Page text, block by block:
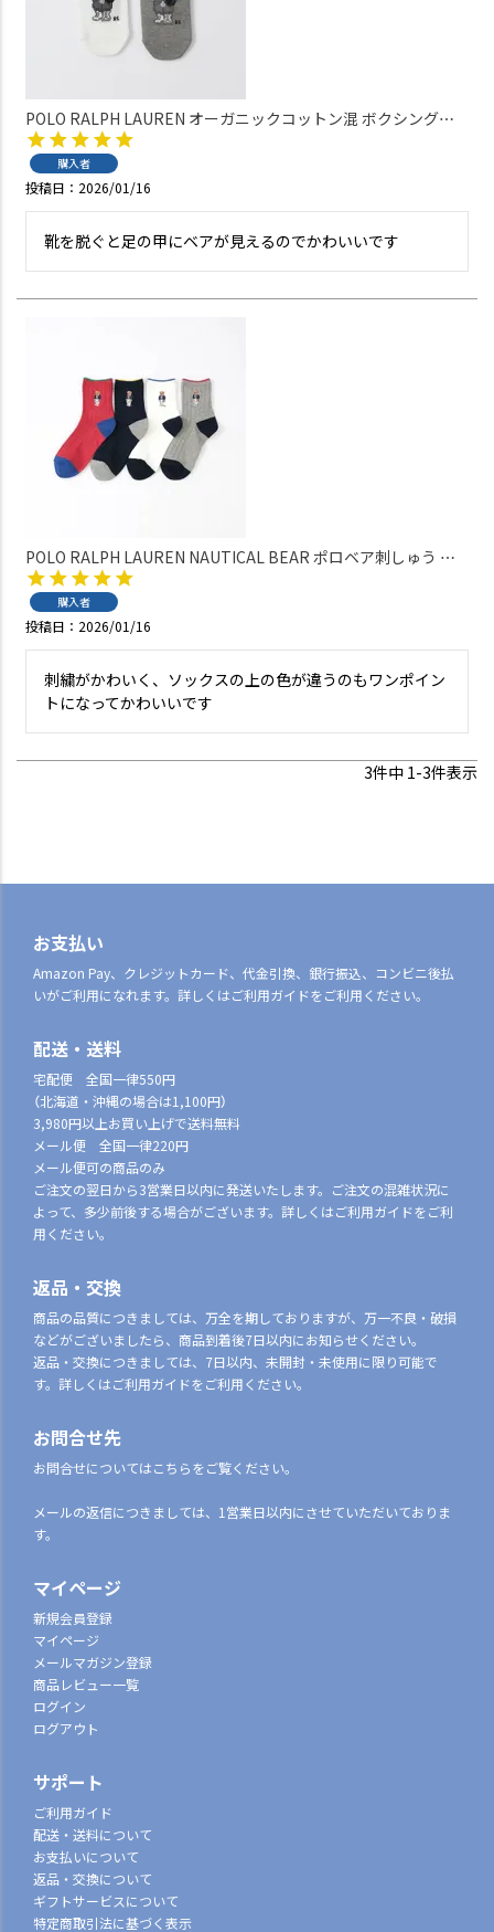
POLO RALPH LAUREN オーガニックコットン混 ボクシングベ
ア ポロベア スニーカー丈 レディース ソックス 03207818
購入者
投稿日 2026/01/16
靴を脱ぐと足の甲にベアが見えるのでかわいいです
POLO RALPH LAUREN NAUTICAL BEAR ポロベア刺しゅう オ
ーガニックコットン混 日本製 クルー丈 カジュアル ソックス レ
ディース 03207239
購入者
投稿日 2026/01/16
刺繍がかわいく、ソックスの上の色が違うのもワンポイン
トになってかわいいです
3件中 1-3件表示
お支払い
Amazon Pay、クレジットカード、代金引換、銀行振込、コンビニ後払
いがご利用になれます。詳しくはご利用ガイドをご利用ください。
配送・送料
宅配便 全国一律550円
（北海道・沖縄の場合は1,100円）
3,980円以上お買い上げで送料無料
メール便 全国一律220円
メール便可の商品のみ
ご注文の翌日から3営業日以内に発送いたします。ご注文の混雑状況に
よって、多少前後する場合がございます。詳しくはご利用ガイドをご利
用ください。
返品・交換
商品の品質につきましては、万全を期しておりますが、万一不良・破損
などがございましたら、商品到着後7日以内にお知らせください。
返品・交換につきましては、7日以内、未開封・未使用に限り可能で
す。詳しくはご利用ガイドをご利用ください。
お問合せ先
お問合せについてはこちらをご覧ください。
メールの返信につきましては、1営業日以内にさせていただいておりま
す。
マイページ
新規会員登録
マイページ
メールマガジン登録
商品レビュー一覧
ログイン
ログアウト
サポート
ご利用ガイド
配送・送料について
お支払いについて
返品・交換について
ギフトサービスについて
特定商取引法に基づく表示